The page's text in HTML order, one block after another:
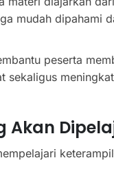
mudah dipahami
peserta
sekaligus
Akan